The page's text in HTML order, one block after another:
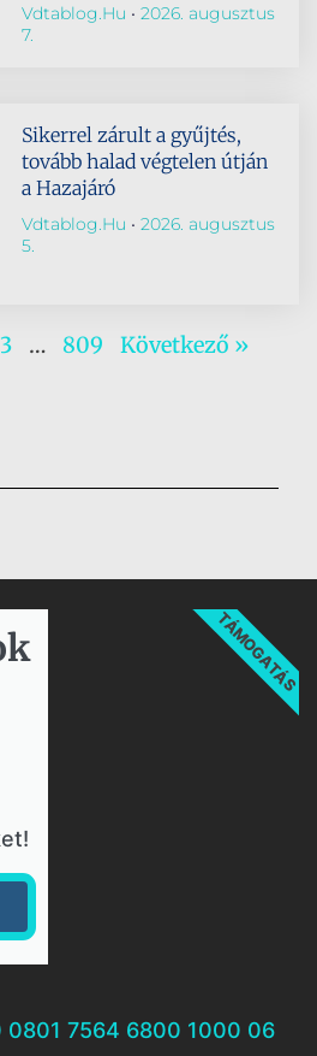
Vdtablog.hu
2026. augusztus
7.
Sikerrel zárult a gyűjtés,
tovább halad végtelen útján
a Hazajáró
Vdtablog.hu
2026. augusztus
5.
3 … 809 Következő »
TÁMOGATÁS
0801 7564 6800 1000 06